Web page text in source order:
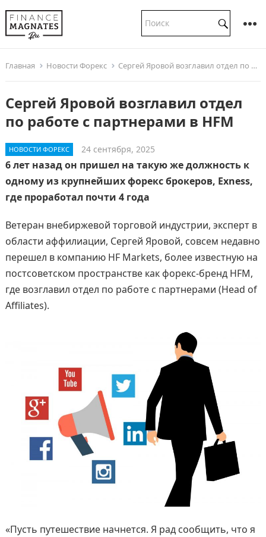
Главная Новости Форекс Сергей Яровой возглавил отдел по работе с партнерами в HFM
Сергей Яровой возглавил отдел
по работе с партнерами в HFM
НОВОСТИ ФОРЕКС 24 сентября, 2025
6 лет назад он пришел на такую же должность к
одному из крупнейших форекс брокеров, Exness,
где проработал почти 4 года
Ветеран внебиржевой торговой индустрии, эксперт в
области аффилиации, Сергей Яровой, совсем недавно
перешел в компанию HF Markets, более известную на
постсоветском пространстве как форекс-бренд HFM,
где возглавил отдел по работе с партнерами (Head of
Affiliates).
«Пусть путешествие начнется. Я рад сообщить, что я